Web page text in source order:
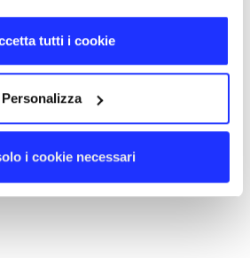
tutti i cookie
Personalizza
i cookie necessari